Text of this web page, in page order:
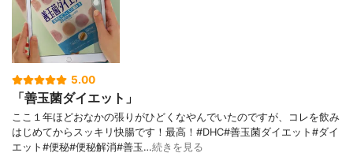
5.00
「善玉菌ダイエット」
ここ１年ほどおなかの張りがひどくなやんでいたのですが、コレを飲み
はじめてからスッキリ快腸です！最高！#DHC#善玉菌ダイエット#ダイ
エット#便秘#便秘解消#善玉…続きを見る